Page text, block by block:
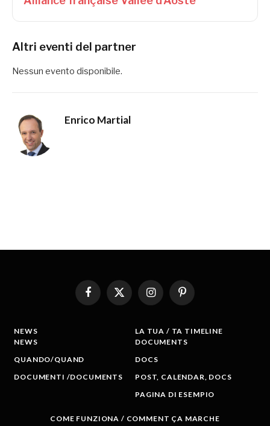
Altri eventi del partner
Nessun evento disponibile.
Enrico Martial
Facebook
X
(Twitter)
InstagramPinterest
NEWS
NEWS
QUANDO/QUAND
DOCUMENTI /DOCUMENTS
LA TUA / TA TIMELINE
DOCUMENTS
DOCS
POST, CALENDAR, DOCS
PAGINA DI ESEMPIO
COME FUNZIONA / COMMENT ÇA MARCHE